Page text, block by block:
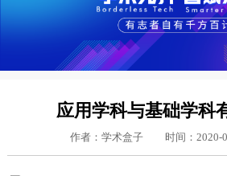
应用学科与基础学科
作者：学术盒子 时间：2020-